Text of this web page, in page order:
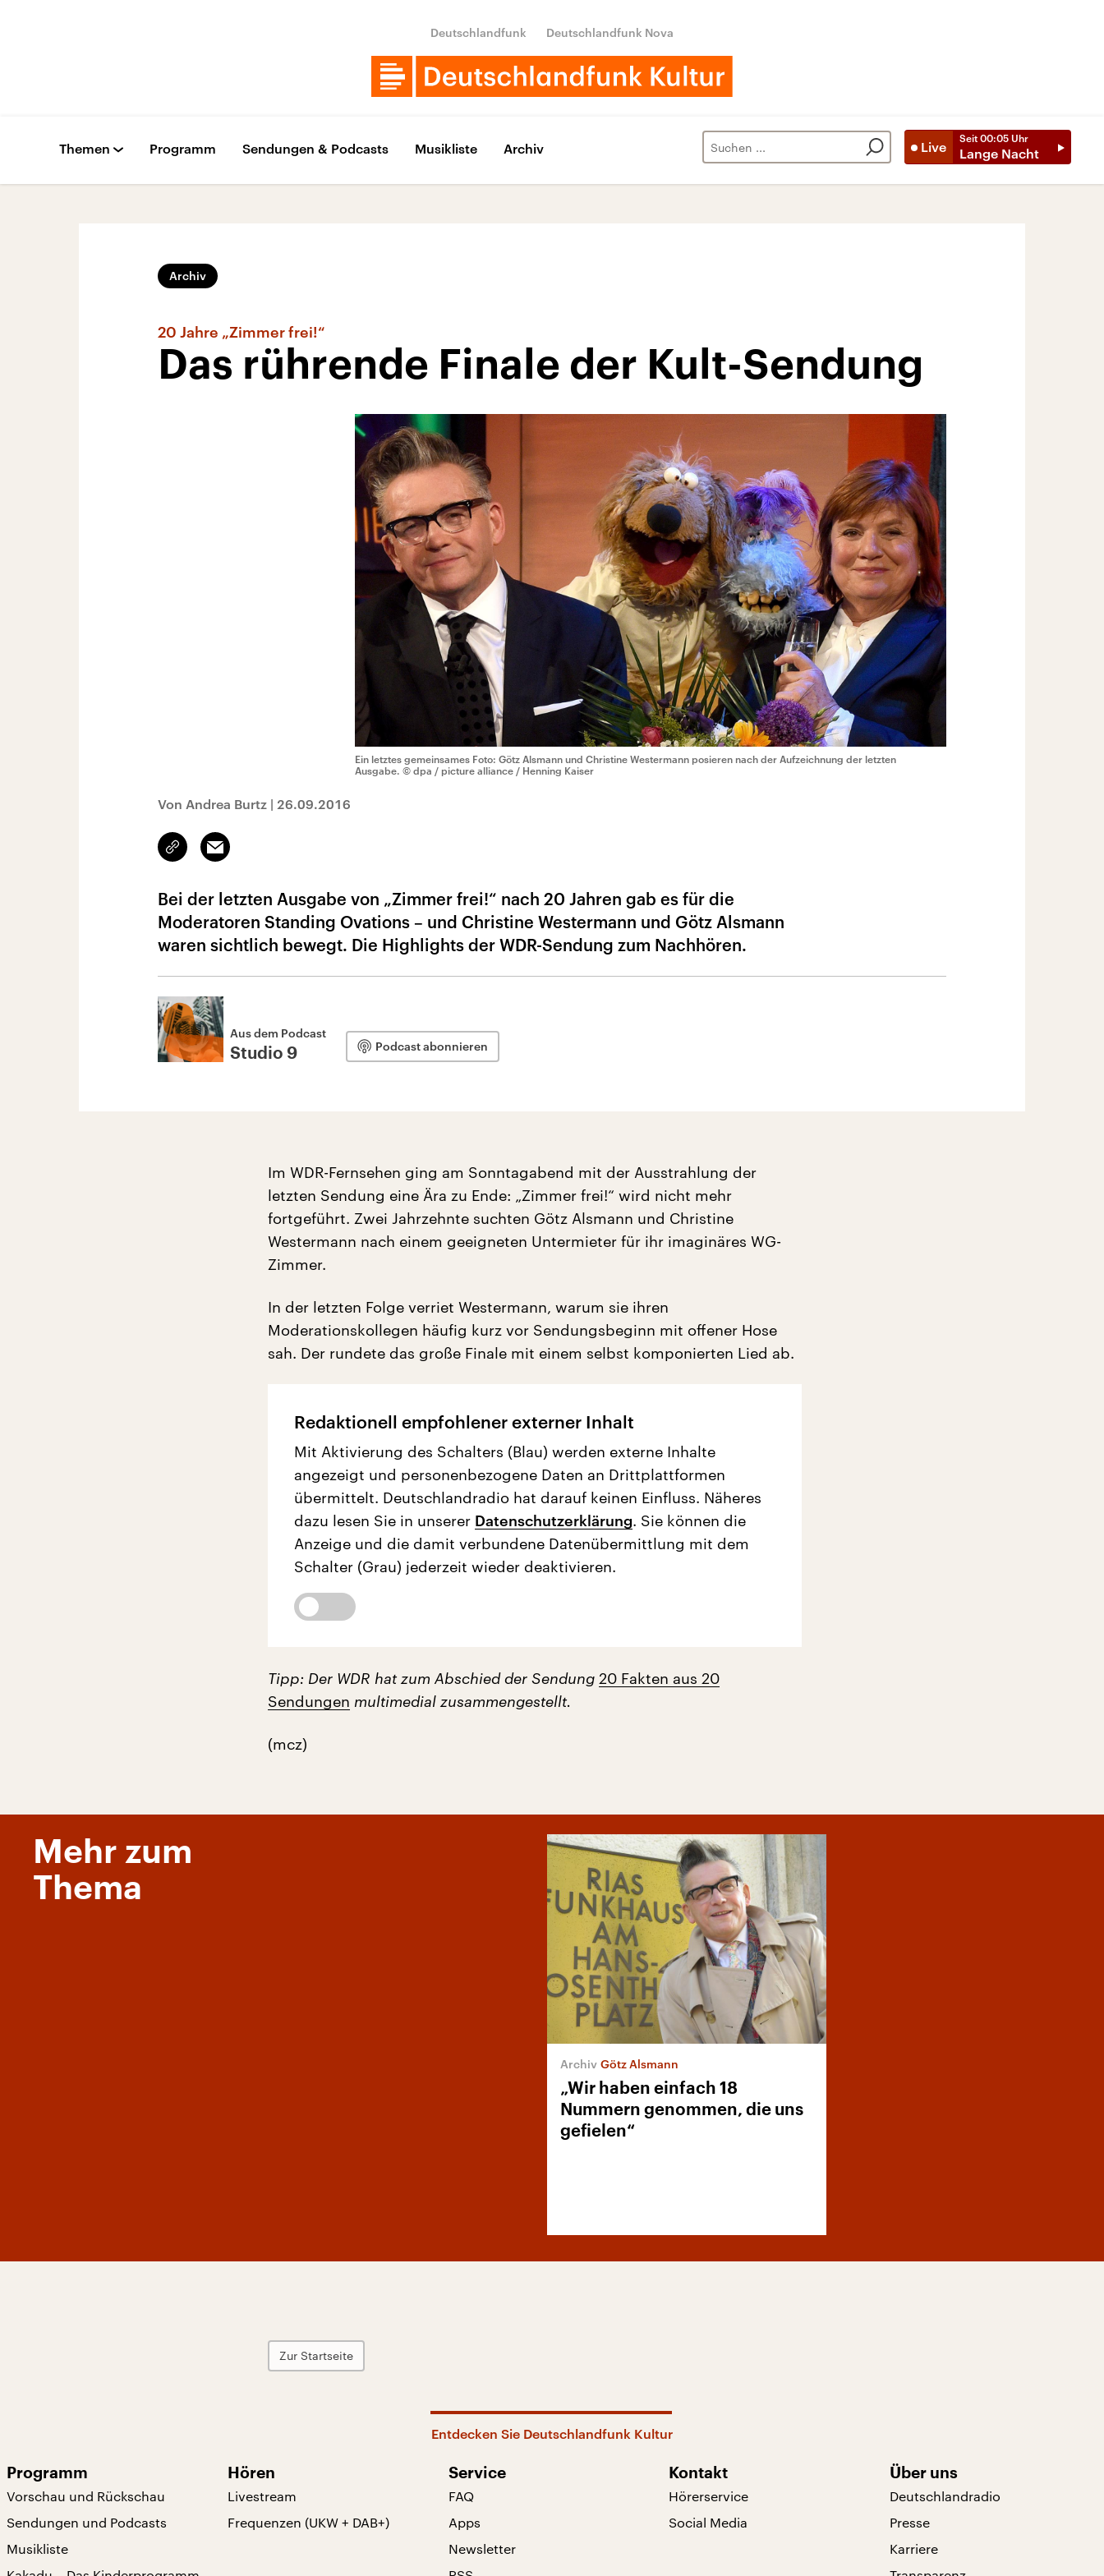
Deutschlandfunk Deutschlandfunk Nova
Live
Seit 00:05 Uhr
Lange Nacht
Themen Programm Sendungen & Podcasts Musikliste Archiv
Archiv
20 Jahre „Zimmer frei!“
Das rührende Finale der Kult-Sendung
Ein letztes gemeinsames Foto: Götz Alsmann und Christine Westermann posieren nach der Aufzeichnung der letzten
Ausgabe. © dpa / picture alliance / Henning Kaiser
Von Andrea Burtz | 26.09.2016
Link
kopieren/teilen
Email
Bei der letzten Ausgabe von „Zimmer frei!“ nach 20 Jahren gab es für die
Moderatoren Standing Ovations – und Christine Westermann und Götz Alsmann
waren sichtlich bewegt. Die Highlights der WDR-Sendung zum Nachhören.
Aus dem Podcast
Studio 9 Podcast abonnieren
Im WDR-Fernsehen ging am Sonntagabend mit der Ausstrahlung der
letzten Sendung eine Ära zu Ende: „Zimmer frei!“ wird nicht mehr
fortgeführt. Zwei Jahrzehnte suchten Götz Alsmann und Christine
Westermann nach einem geeigneten Untermieter für ihr imaginäres WG-
Zimmer.
In der letzten Folge verriet Westermann, warum sie ihren
Moderationskollegen häufig kurz vor Sendungsbeginn mit offener Hose
sah. Der rundete das große Finale mit einem selbst komponierten Lied ab.
Redaktionell empfohlener externer Inhalt
Mit Aktivierung des Schalters (Blau) werden externe Inhalte
angezeigt und personenbezogene Daten an Drittplattformen
übermittelt. Deutschlandradio hat darauf keinen Einfluss. Näheres
dazu lesen Sie in unserer Datenschutzerklärung. Sie können die
Anzeige und die damit verbundene Datenübermittlung mit dem
Schalter (Grau) jederzeit wieder deaktivieren.
Tipp: Der WDR hat zum Abschied der Sendung 20 Fakten aus 20
Sendungen multimedial zusammengestellt.
(mcz)
Mehr zum
Thema
Götz Alsmann
„Wir haben einfach 18
Nummern genommen, die uns
gefielen“
Zur Startseite
Entdecken Sie Deutschlandfunk Kultur
Programm
Vorschau und Rückschau
Sendungen und Podcasts
Musikliste
Hören
Livestream
Frequenzen (UKW + DAB+)
Service
FAQ
Apps
Newsletter
Kontakt
Hörerservice
Social Media
Über uns
Deutschlandradio
Presse
Karriere